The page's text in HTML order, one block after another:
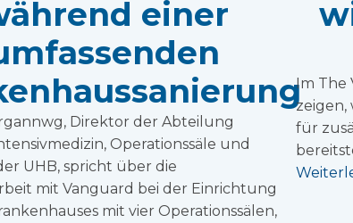
einer
Direktor der Abteilung
Operationssäle und
UHB, spricht über die
mit Vanguard bei der Einrichtung
mit vier Operationssälen,
Im The
zeigen,
für